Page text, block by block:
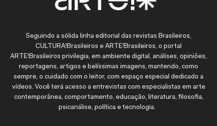
Seguindo a sólida linha editorial das revistas Brasileiros,
CULTURA!Brasileiros e ARTE!Brasileiros, o portal
ARTE!Brasileiros privilegia, em ambiente digital, análises, opiniões,
reportagens, artigos e belíssimas imagens, mantendo, como
sempre, o cuidado com o leitor, com espaço especial dedicado a
vídeos. Você terá acesso a entrevistas com especialistas em arte
contemporânea, comportamento, educação, literatura, filosofia,
psicanálise, política e tecnologia.